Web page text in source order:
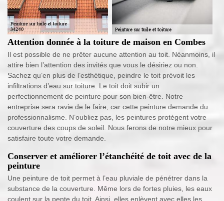
Attention donnée à la toiture de maison en Combes
Il est possible de ne prêter aucune attention au toit. Néanmoins, il
attire bien l’attention des invités que vous le désiriez ou non.
Sachez qu’en plus de l’esthétique, peindre le toit prévoit les
infiltrations d’eau sur toiture. Le toit doit subir un
perfectionnement de peinture pour son bien-être. Notre
entreprise sera ravie de le faire, car cette peinture demande du
professionnalisme. N’oubliez pas, les peintures protègent votre
couverture des coups de soleil. Nous ferons de notre mieux pour
satisfaire toute votre demande.
Conserver et améliorer l’étanchéité de toit avec de la
peinture
Une peinture de toit permet à l’eau pluviale de pénétrer dans la
substance de la couverture. Même lors de fortes pluies, les eaux
coulent sur la pente du toit. Ainsi, elles enlèvent avec elles les